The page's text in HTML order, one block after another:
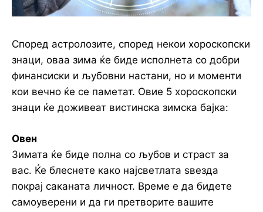
Според астролозите, според некои хороскопски
знаци, оваа зима ќе биде исполнета со добри
финансиски и љубовни настани, но и моменти
кои вечно ќе се паметат. Овие 5 хороскопски
знаци ќе доживеат вистинска зимска бајка:
Овен
Зимата ќе биде полна со љубов и страст за
вас. Ќе блеснете како најсветлата ѕвезда
покрај саканата личност. Време е да бидете
самоуверени и да ги претворите вашите